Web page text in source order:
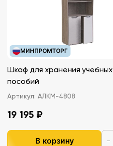
МИНПРОМТОРГ
Шкаф для хранения учебных
пособий
Артикул: АЛКМ-4808
19 195 ₽
В корзину −